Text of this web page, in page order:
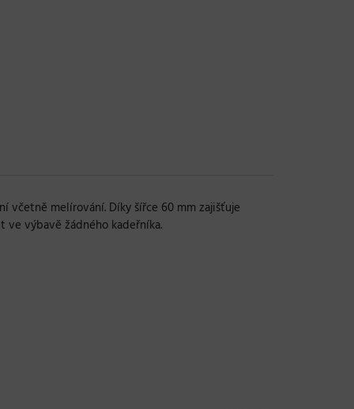
melírování. Díky šířce 60 mm zajišťuje
výbavě žádného kadeřníka.